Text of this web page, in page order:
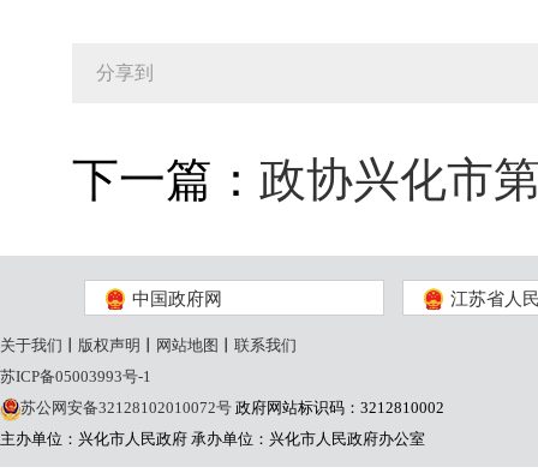
分享到
下一篇： 政协兴化市
中国政府网 江苏省人
关于我们 版权声明 网站地图
联系我们
苏ICP备05003993号-1
苏公网安备32128102010072号 政府网站标识码：3212810002
主办单位：兴化市人民政府 承办单位：兴化市人民政府办公室